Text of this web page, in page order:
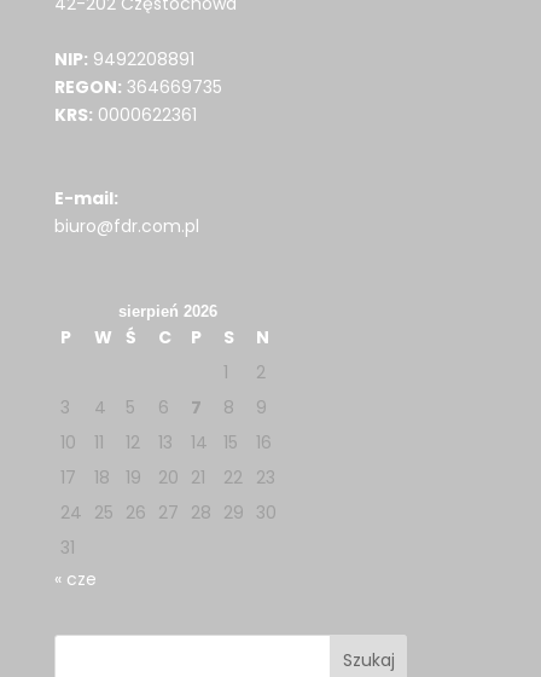
NIP: 9492208891
REGON: 364669735
KRS: 0000622361
E-mail:
biuro@fdr.com.pl
sierpień 2026
P W Ś C P S
N
1
2
3
4 5 6 7 8
9
10
11 12 13 14 15
16
17
18 19 20 21 22
23
24 25 26 27 28 29 30
31
« cze